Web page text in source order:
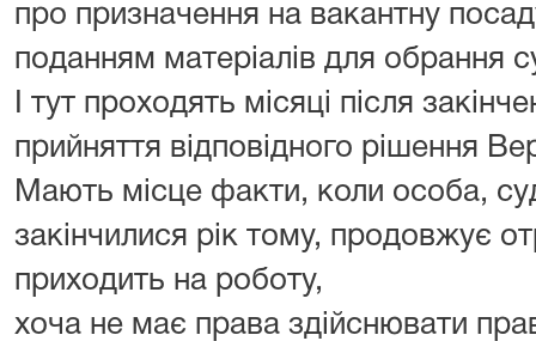
про призначення на вакантну
поданням матеріалів для обрання
І тут проходять місяці після
прийняття відповідного рішення
Мають місце факти, коли особа,
закінчилися рік тому, продовжує
приходить на роботу,
хоча не має права здійснювати